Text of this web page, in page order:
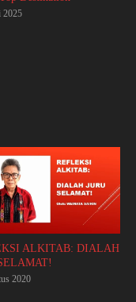
2025
ALKITAB: DIALAH
2020